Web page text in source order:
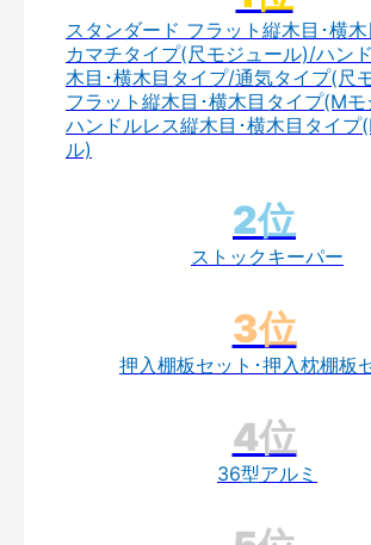
スタンダード フラット縦木目･横
カマチタイプ(尺モジュール)/ハン
木目･横木目タイプ/通気タイプ(尺
フラット縦木目･横木目タイプ(M
ハンドルレス縦木目･横木目タイプ
ル)
ストックキーパー
押入棚板セット･押入枕棚板
36型アルミ